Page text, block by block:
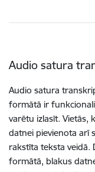
Audio satura
Audio satura
formātā ir
varētu izlasīt. Vietās,
datnei pievienota arī
rakstīta teksta veidā.
formātā, blakus